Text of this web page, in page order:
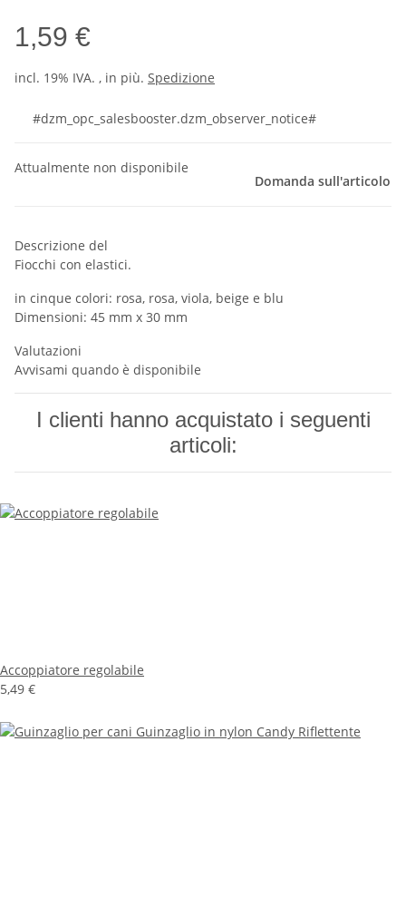
1,59 €
incl. 19% IVA. , in più. Spedizione
#dzm_opc_salesbooster.dzm_observer_notice#
Attualmente non disponibile
Domanda sull'articolo
Descrizione del
Fiocchi con elastici.
in cinque colori: rosa, rosa, viola, beige e blu
Dimensioni: 45 mm x 30 mm
Valutazioni
Avvisami quando è disponibile
I clienti hanno acquistato i seguenti
articoli:
Accoppiatore regolabile
5,49 €